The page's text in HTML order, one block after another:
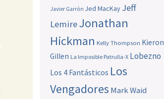
Javier Garrón Jed MacKay Jeff
LemireJonathan
Hickman Kelly Thompson Kieron
Gillen La Imposible Patrulla-X Lobezno
Los 4 Fantásticos Los
Vengadores Mark Waid